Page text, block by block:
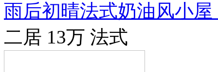
雨后初晴法式奶油风小
二居 13万 法式